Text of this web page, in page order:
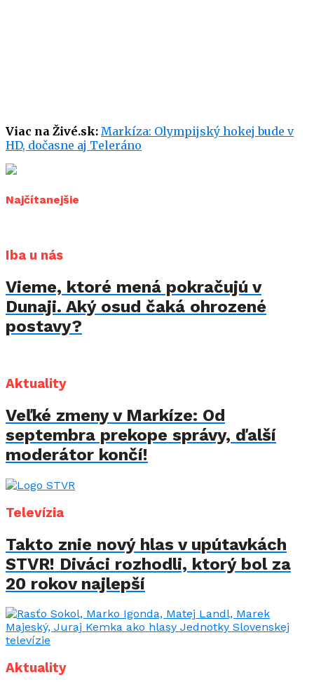
Viac na Živé.sk: Markíza: Olympijský hokej bude v
HD, dočasne aj Teleráno
Najčítanejšie
Iba u nás
Vieme, ktoré mená pokračujú v
Dunaji. Aký osud čaká ohrozené
postavy?
Aktuality
Veľké zmeny v Markíze: Od
septembra prekope správy, ďalší
moderátor končí!
Televízia
Takto znie nový hlas v upútavkách
STVR! Diváci rozhodli, ktorý bol za
20 rokov najlepší
Aktuality